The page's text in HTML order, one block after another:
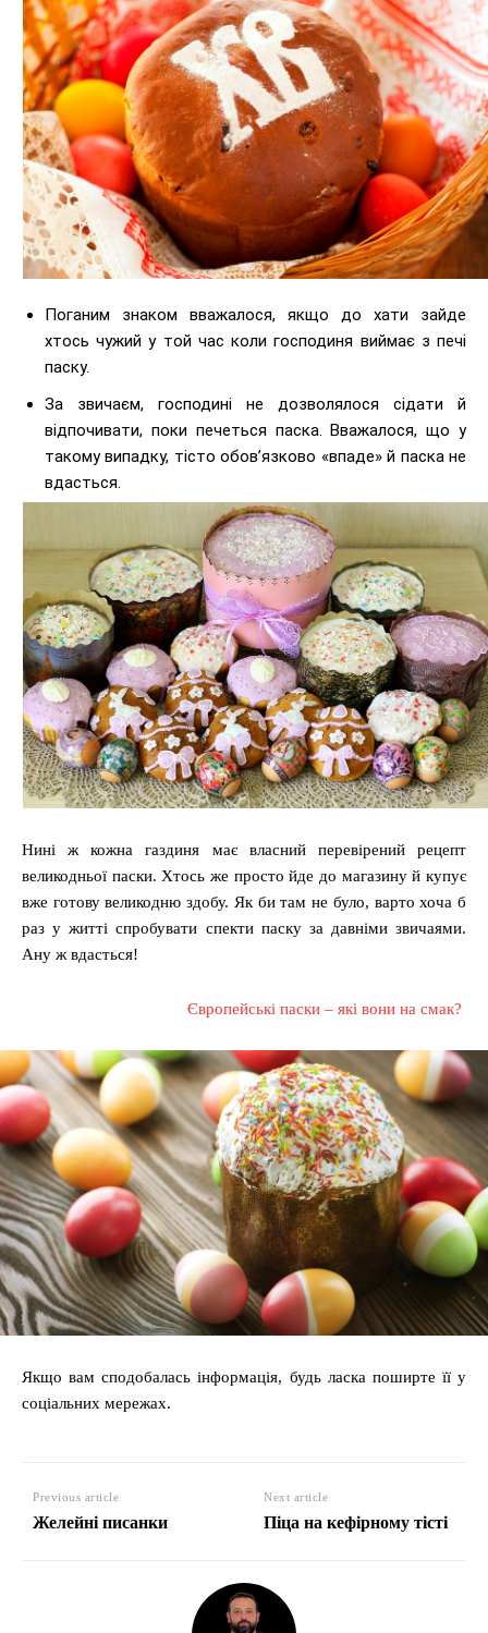
Поганим знаком вважалося, якщо до хати зайде
хтось чужий у той час коли господиня виймає з печі
паску.
За звичаєм, господині не дозволялося сідати й
відпочивати, поки печеться паска. Вважалося, що у
такому випадку, тісто обов’язково «впаде» й паска не
вдасться.
Нині ж кожна газдиня має власний перевірений рецепт
великодньої паски. Хтось же просто йде до магазину й купує
вже готову великодню здобу. Як би там не було, варто хоча б
раз у житті спробувати спекти паску за давніми звичаями.
Ану ж вдасться!
Європейські паски – які вони на смак?
Якщо вам сподобалась інформація, будь ласка поширте її у
соціальних мережах.
Previous article
Желейні писанки
Next article
Піца на кефірному тісті